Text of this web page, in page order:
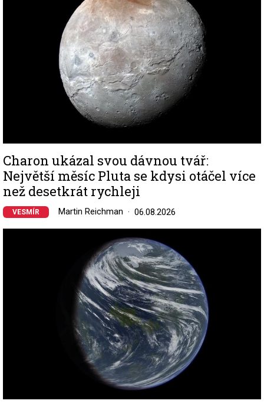
Charon ukázal svou dávnou tvář:
Největší měsíc Pluta se kdysi otáčel více
než desetkrát rychleji
VESMÍR Martin Reichman 06.08.2026